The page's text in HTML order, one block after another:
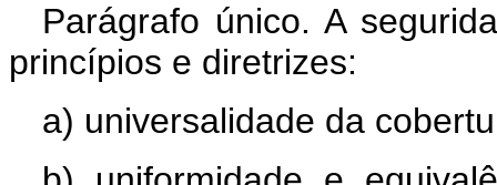
Parágrafo único. A
princípios e diretrizes:
a) universalidade da